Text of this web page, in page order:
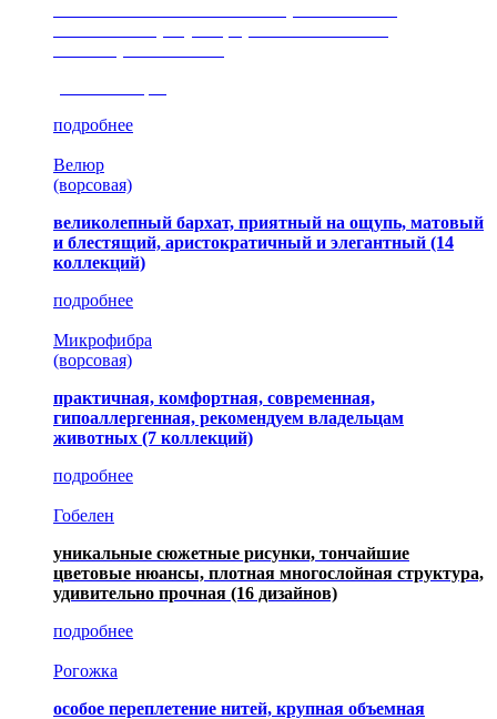
подробнее
Велюр
(ворсовая)
великолепный бархат, приятный на ощупь, матовый
и блестящий, аристократичный и элегантный (14
коллекций)
подробнее
Микрофибра
(ворсовая)
практичная, комфортная, современная,
гипоаллергенная, рекомендуем владельцам
животных (7 коллекций)
подробнее
Гобелен
уникальные сюжетные рисунки, тончайшие
цветовые нюансы, плотная многослойная структура,
удивительно прочная (16 дизайнов)
подробнее
Рогожка
особое переплетение нитей, крупная объемная